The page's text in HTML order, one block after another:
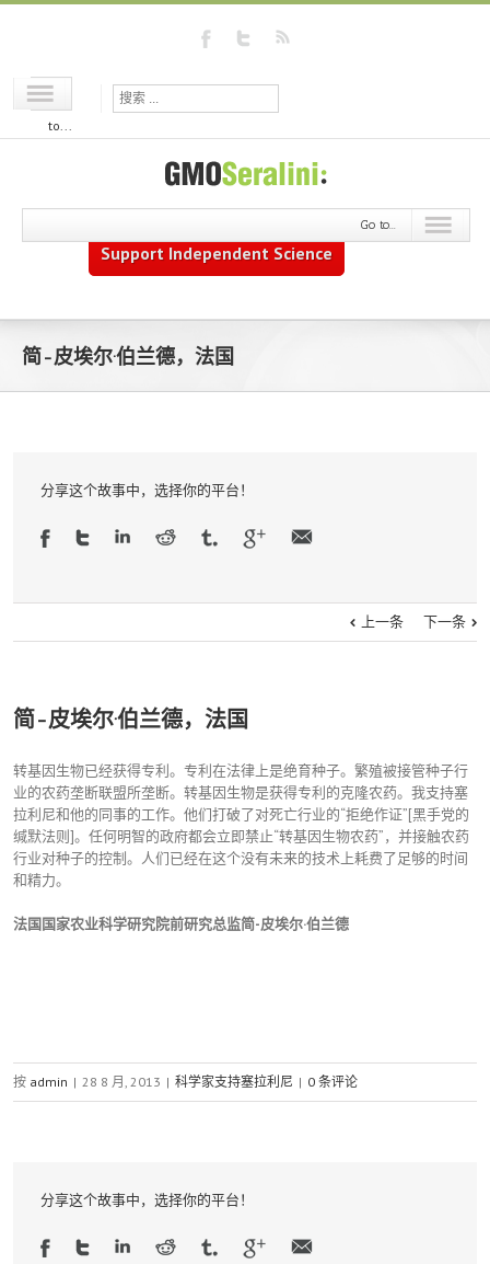
Go
to...
Support Independent Science
Go to...
简-皮埃尔·伯兰德，法国
分享这个故事中，选择你的平台！
上一条 下一条
简-皮埃尔·伯兰德，法国
转基因生物已经获得专利。专利在法律上是绝育种子。繁殖被接管种子行
业的农药垄断联盟所垄断。转基因生物是获得专利的克隆农药。我支持塞
拉利尼和他的同事的工作。他们打破了对死亡行业的“拒绝作证”[黑手党的
缄默法则]。任何明智的政府都会立即禁止“转基因生物农药”，并接触农药
行业对种子的控制。人们已经在这个没有未来的技术上耗费了足够的时间
和精力。
法国国家农业科学研究院前研究总监简-皮埃尔·伯兰德
按 admin | 28 8 月, 2013 | 科学家支持塞拉利尼 | 0 条评论
分享这个故事中，选择你的平台！